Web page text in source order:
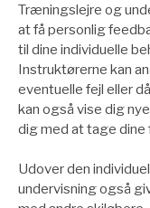
Træningslejre og
at få personlig
til dine individuelle
Instruktørerne kan
eventuelle fejl eller
kan også vise dig
dig med at tage
Udover den
undervisning også